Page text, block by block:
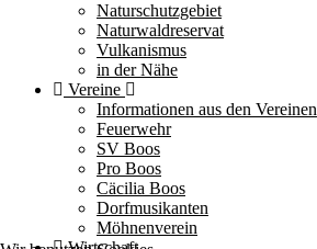
Naturschutzgebiet
Naturwaldreservat
Vulkanismus
in der Nähe
Vereine
Informationen aus den Vereinen
Feuerwehr
SV Boos
Pro Boos
Cäcilia Boos
Dorfmusikanten
Möhnenverein